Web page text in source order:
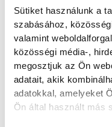
Sütiket használunk a
szabásához,
valamint
közösségi média-,
megosztjuk az Ön
adatait, akik
adatokkal, amelyeket
Ön által használt más